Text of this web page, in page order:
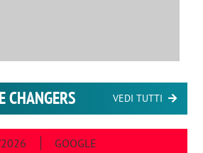
CHANGERS VEDI TUTTI
GOOGLE